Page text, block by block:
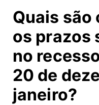
Quais são
os prazos
no
20 de
janeiro?